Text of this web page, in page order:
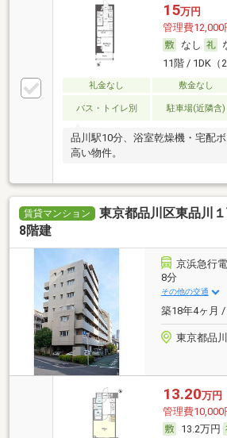
15万円
管理費12,000
なし
11階 / 1DK（
礼金なし 敷金なし
バス・トイレ別 駐車場(近隣含)
品川駅10分、浴室乾燥機・宅配
高い物件。
賃貸マンション
東京都品川区東品川
8階建
京浜急行
8分
その他の交通
築18年4ヶ月 /
東京都品
13.20万円
管理費10,000
13.2万円